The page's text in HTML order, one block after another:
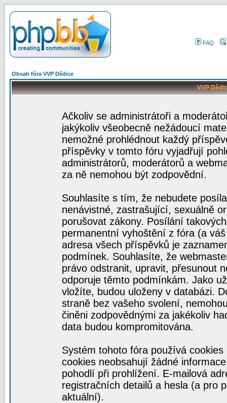
FAQ
Obsah fóra VVP Dědice
VVP
Ačkoliv se administrátoři a
jakýkoliv všeobecně nežádoucí
nemožné prohlédnout každý
příspěvky v tomto fóru vyjadřují
administrátorů, moderátorů a
za ně nemohou být zodpovědní.
Souhlasíte s tím, že nebudete
nenávistné, zastrašující, sexuálně
porušovat zákony. Posílání
permanentní vyhoštění z fóra (a
adresa všech příspěvků je
podmínek. Souhlasíte, že
právo odstranit, upravit, přesunout
odporuje těmto podmínkám. Jako
vložíte, budou uloženy v databázi.
straně bez vašeho svolení,
činěni zodpovědnými za jakékoliv
data budou kompromitována.
Systém tohoto fóra používá
cookies neobsahují žádné
pohodlí při prohlížení. E-mailová
registračních detailů a hesla (a pro
aktuální).